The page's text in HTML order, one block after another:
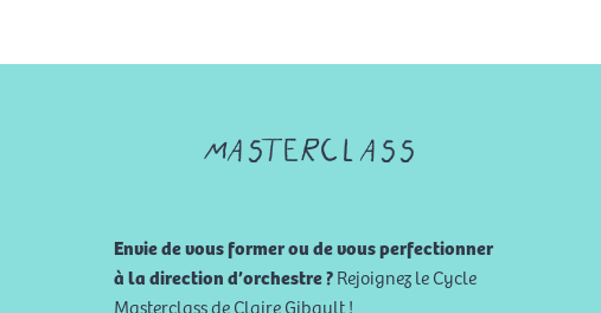
masterclass
Envie de vous former ou de vous perfectionner
à la direction d’orchestre ?Rejoignez le Cycle
Masterclass de Claire Gibault !